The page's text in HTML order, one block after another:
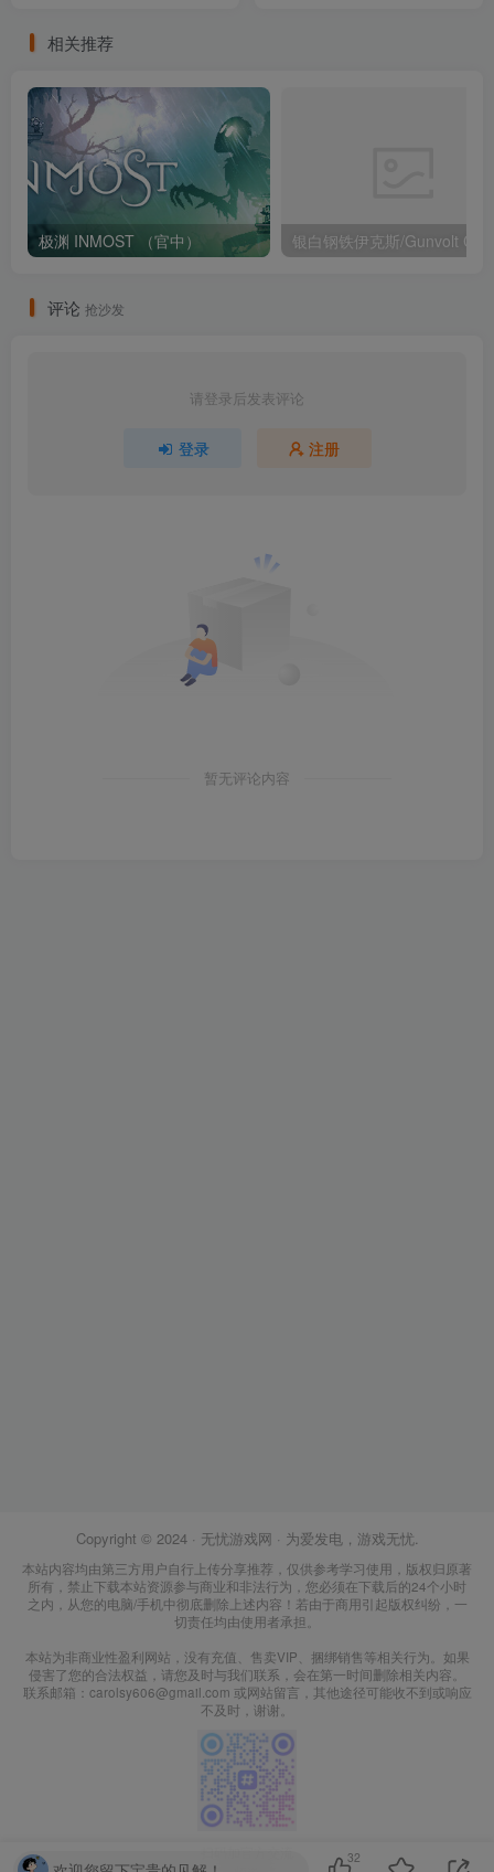
相关推荐
极渊 INMOST （官中）
评论 抢沙发
请登录后发表评论
登录 注册
暂无评论内容
Copyright © 2024 · 无忧游戏网 · 为爱发电，游戏无忧.
本站内容均由第三方用户自行上传分享推荐，仅供参考学习使用，版权归原著
所有，禁止下载本站资源参与商业和非法行为，您必须在下载后的24个小时
之内，从您的电脑/手机中彻底删除上述内容！若由于商用引起版权纠纷，一
切责任均由使用者承担。
本站为非商业性盈利网站，没有充值、售卖VIP、捆绑销售等相关行为。如果
侵害了您的合法权益，请您及时与我们联系，会在第一时间删除相关内容。
联系邮箱：carolsy606@gmail.com 或网站留言，其他途径可能收不到或响应
不及时，谢谢。
32